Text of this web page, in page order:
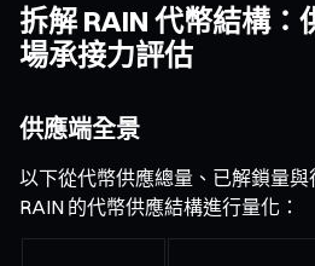
拆解 RAIN 代幣結構：
場承接力評估
供應端全景
以下從代幣供應總量、已解鎖量
RAIN 的代幣供應結構進行量化：